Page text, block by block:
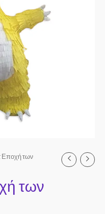
Εποχή των
των